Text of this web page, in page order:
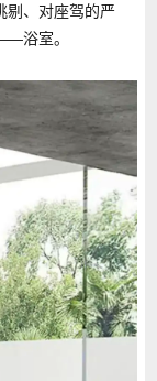
剔、对座驾的严
浴室。